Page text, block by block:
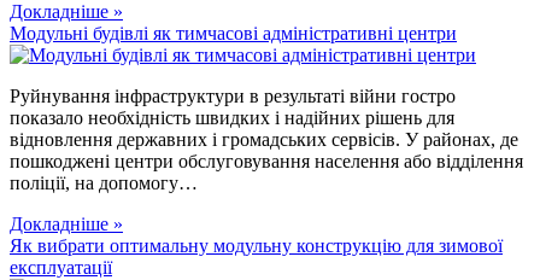
Докладніше »
Модульні будівлі як тимчасові адміністративні центри
Руйнування інфраструктури в результаті війни гостро
показало необхідність швидких і надійних рішень для
відновлення державних і громадських сервісів. У районах, де
пошкоджені центри обслуговування населення або відділення
поліції, на допомогу…
Докладніше »
Як вибрати оптимальну модульну конструкцію для зимової
експлуатації